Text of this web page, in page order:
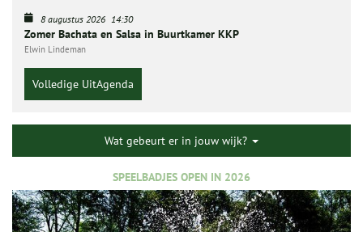
8 augustus 2026 14:30
Zomer Bachata en Salsa in Buurtkamer KKP
Elwin Lindeman
Volledige UitAgenda
Wat gebeurt er in jouw wijk?
SPEELBADJES OPEN IN 2026